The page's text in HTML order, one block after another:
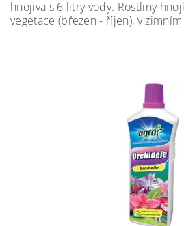
hnojiva s 6 litry vody. Rostliny
vegetace (březen - říjen), v